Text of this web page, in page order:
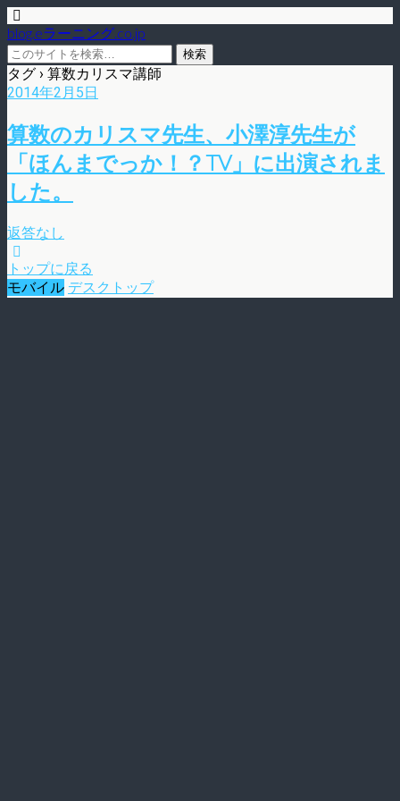
blog.eラーニング.co.jp
タグ › 算数カリスマ講師
2014年2月5日
算数のカリスマ先生、小澤淳先生が
「ほんまでっか！？TV」に出演されま
した。
返答なし
トップに戻る
モバイル デスクトップ